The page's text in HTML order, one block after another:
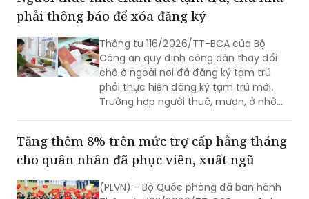
Thông tư 116/2026/TT-BCA của Bộ
Công an quy định công dân thay đổi
chỗ ở ngoài nơi đã đăng ký tạm trú
phải thực hiện đăng ký tạm trú mới.
Trường hợp người thuê, mượn, ở nhờ
chấm dứt việc cư trú, người cho thuê,
cho mượn, cho ở nhờ có trách nhiệm
thông báo cho cơ quan đăng ký cư trú.
Tăng thêm 8% trên mức trợ cấp hằng tháng
(PLVN) - Bộ Quốc phòng đã ban hành
Thông tư 103/2026/TT-BQP quy định
điều chỉnh trợ cấp hằng tháng đối với
quân nhân, người làm công tác cơ yếu